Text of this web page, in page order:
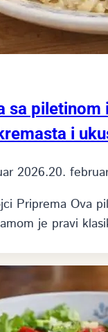
sa piletinom i
i
2026.20.
Priprema Ova
je pravi